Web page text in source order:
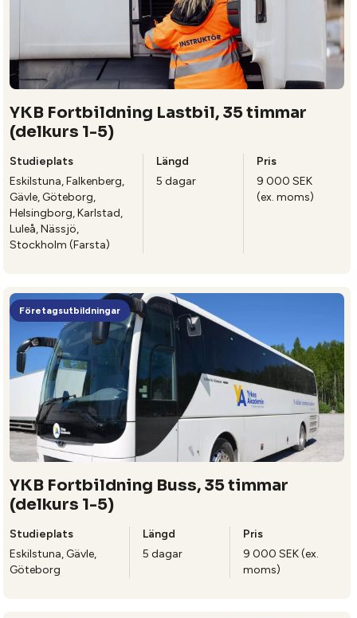
YKB Fortbildning Lastbil, 35 timmar
(delkurs 1-5)
Studieplats
Eskilstuna, Falkenberg,
Gävle, Göteborg,
Helsingborg, Karlstad,
Luleå, Nässjö,
Stockholm (Farsta)
Längd
5 dagar
Pris
9 000 SEK
(ex. moms)
Företagsutbildningar
YKB Fortbildning Buss, 35 timmar
(delkurs 1-5)
Studieplats
Eskilstuna, Gävle,
Göteborg
Längd
5 dagar
Pris
9 000 SEK (ex.
moms)